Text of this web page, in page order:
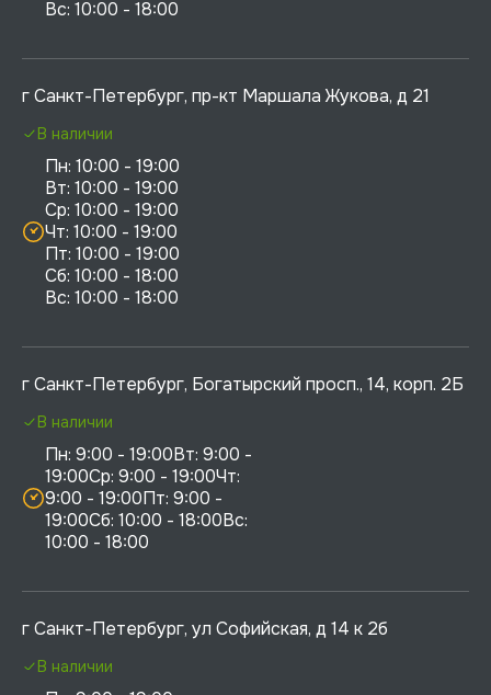
г Санкт-Петербург, пр-кт Маршала Жукова, д 21
Пн: 10:00 - 19:00
Вт: 10:00 - 19:00
Ср: 10:00 - 19:00
Чт: 10:00 - 19:00
Пт: 10:00 - 19:00
Сб: 10:00 - 18:00
В наличии
г Санкт-Петербург, Богатырский просп., 14, корп. 2Б
Пн: 9:00 - 19:00Вт: 9:00 -
19:00Ср: 9:00 - 19:00Чт:
9:00 - 19:00Пт: 9:00 -
19:00Сб: 10:00 - 18:00Вс:
10:00 - 18:00
В наличии
г Санкт-Петербург, ул Софийская, д 14 к 2б
В наличии